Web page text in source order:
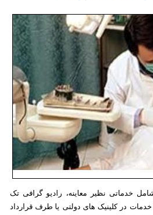
خدماتی نظیر معاینه، رادیو گرافی تک
در کلینیک های دولتی یا طرف قرارداد